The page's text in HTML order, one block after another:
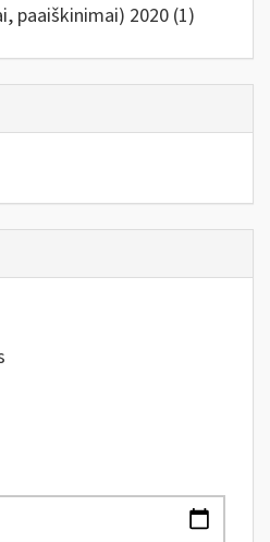
paaiškinimai) 2020 (1)